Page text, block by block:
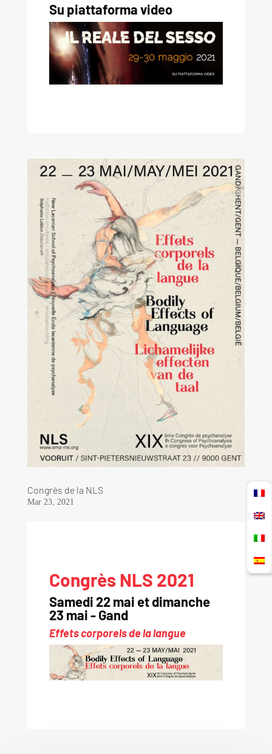
Su piattaforma video
Congrès de la NLS
Mar 23, 2021
Congrès NLS 2021
Samedi 22 mai et dimanche
23 mai - Gand
Effets corporels de la langue